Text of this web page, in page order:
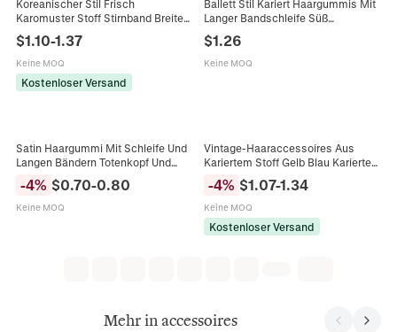
Koreanischer Stil Frisch
Karomuster Stoff Stirnband Breite
Haargummis Damen Täglich
Schmuck
$1.10-1.37
Keine MOQ
Kostenloser Versand
Ballett Stil Kariert Haargummis Mit
Langer Bandschleife Süß
Stoff Elastische Haarband Für
Damen
$1.26
Keine MOQ
Satin Haargummi Mit Schleife Und
Langen Bändern Totenkopf Und
Karomuster Pferdeschwanzhalter
Mode Haarschmuck Damen
-4% $0.70-0.80
Keine MOQ
Vintage-Haaraccessoires Aus
Kariertem Stoff Gelb Blau Karierte
Haarspangen Schleifen-
Scrunchies Stirnbänder Für Damen
Mädchen Täglicher Haarschmuck
-4% $1.07-1.34
Keine MOQ
Kostenloser Versand
Mehr in accessoires